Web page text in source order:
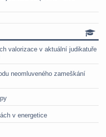
valorizace v aktuální judikatuře
neomluveného zameškání
v energetice